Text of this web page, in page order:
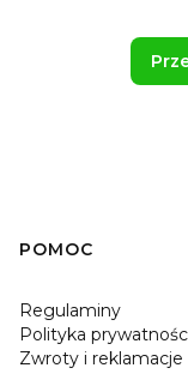
Linki w
POMOC
Regulaminy
Polityka
Zwroty i reklamacje